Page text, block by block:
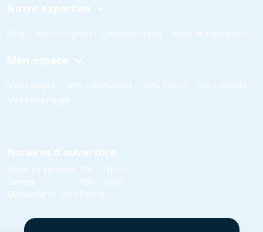
Notre expertise
Blog Notre magasin Contactez-nous Foire aux questions
Mon espace
Mon compte Mes commandes Mes favoris
Ma cagnotte
Mes parrainages
Horaires d'ouverture
Mardi au Vendredi
10h - 18h30
Samedi
10h - 18h00
Dimanche et Lundi Fermé